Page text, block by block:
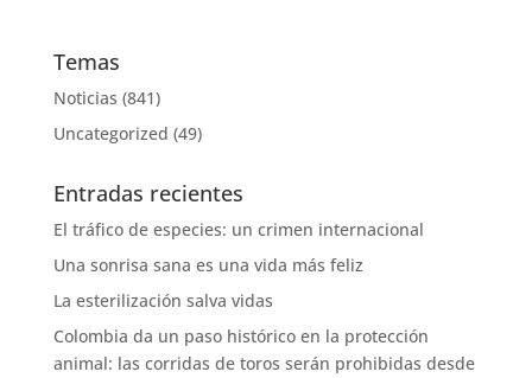
Temas
Noticias (841)
Uncategorized (49)
Entradas recientes
El tráfico de especies: un crimen internacional
Una sonrisa sana es una vida más feliz
La esterilización salva vidas
Colombia da un paso histórico en la protección
animal: las corridas de toros serán prohibidas desde